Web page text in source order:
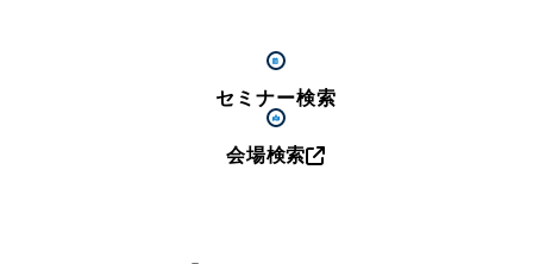
セミナー検索
会場検索